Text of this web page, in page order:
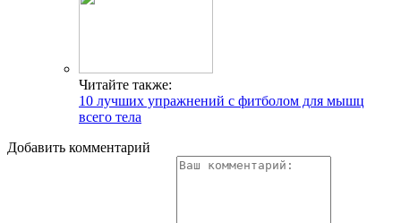
Читайте также:
10 лучших упражнений с фитболом для мышц
всего тела
Добавить комментарий